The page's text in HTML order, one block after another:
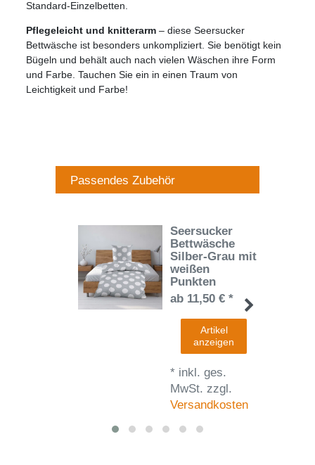
Standard-Einzelbetten.
Pflegeleicht und knitterarm – diese Seersucker
Bettwäsche ist besonders unkompliziert. Sie benötigt kein
Bügeln und behält auch nach vielen Wäschen ihre Form
und Farbe. Tauchen Sie ein in einen Traum von
Leichtigkeit und Farbe!
Passendes Zubehör
Seersucker
Bettwäsche
Silber-Grau mit
weißen
Punkten
ab 11,50 € *
Artikel
anzeigen
* inkl. ges.
MwSt. zzgl.
Versandkosten